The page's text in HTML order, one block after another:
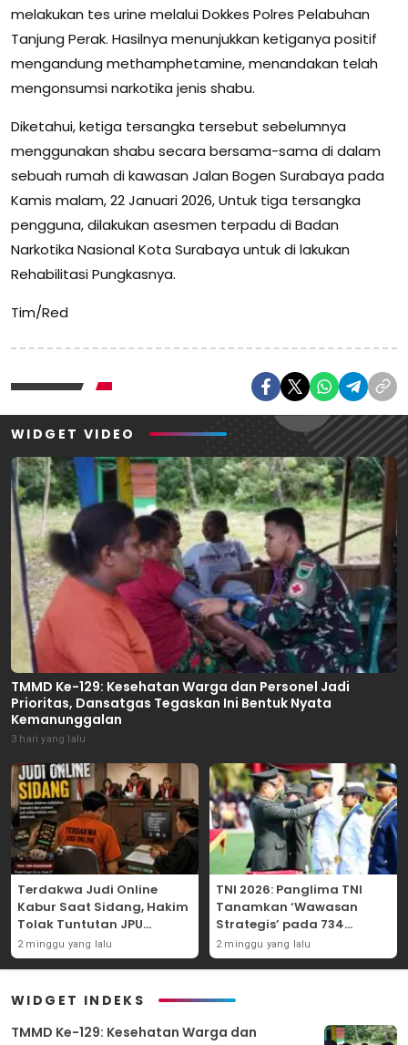
melakukan tes urine melalui Dokkes Polres Pelabuhan
Tanjung Perak. Hasilnya menunjukkan ketiganya positif
mengandung methamphetamine, menandakan telah
mengonsumsi narkotika jenis shabu.
Diketahui, ketiga tersangka tersebut sebelumnya
menggunakan shabu secara bersama-sama di dalam
sebuah rumah di kawasan Jalan Bogen Surabaya pada
Kamis malam, 22 Januari 2026, Untuk tiga tersangka
pengguna, dilakukan asesmen terpadu di Badan
Narkotika Nasional Kota Surabaya untuk di lakukan
Rehabilitasi Pungkasnya.
Tim/Red
WIDGET VIDEO
TMMD Ke-129: Kesehatan Warga dan Personel Jadi
Prioritas, Dansatgas Tegaskan Ini Bentuk Nyata
Kemanunggalan
3 hari yang lalu
Terdakwa Judi Online
Kabur Saat Sidang, Hakim
Tolak Tuntutan JPU
Tanjung Perak karena
Gagal Hadirkan Hartono
2 minggu yang lalu
TNI 2026: Panglima TNI
Tanamkan ‘Wawasan
Strategis’ pada 734
Perwira Baru, Tekankan
Netralitas dan Integritas
2 minggu yang lalu
WIDGET INDEKS
TMMD Ke-129: Kesehatan Warga dan